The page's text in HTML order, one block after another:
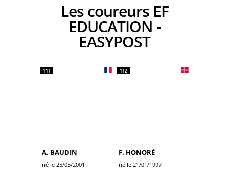
Les coureurs EF
EDUCATION -
EASYPOST
111
A. BAUDIN
né le 25/05/2001
112
F. HONORÉ
né le 21/01/1997